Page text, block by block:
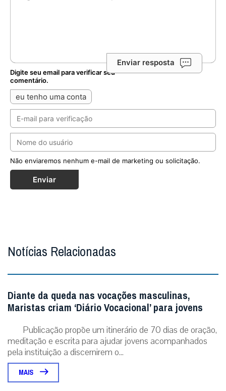
Enviar resposta
Digite seu email para verificar seu
comentário.
eu tenho uma conta
Não enviaremos nenhum e-mail de marketing ou solicitação.
Enviar
Notícias Relacionadas
Diante da queda nas vocações masculinas,
Maristas criam ‘Diário Vocacional’ para jovens
Publicação propõe um itinerário de 70 dias de oração,
meditação e escrita para ajudar jovens acompanhados
pela instituição a discernirem o...
MAIS